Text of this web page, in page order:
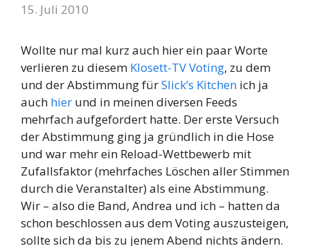
15. Juli 2010
Wollte nur mal kurz auch hier ein paar Worte
verlieren zu diesem Klosett-TV Voting, zu dem
und der Abstimmung fürSlick’s Kitchen ich ja
auch hier und in meinen diversen Feeds
mehrfach aufgefordert hatte. Der erste Versuch
der Abstimmung ging ja gründlich in die Hose
und war mehr ein Reload-Wettbewerb mit
Zufallsfaktor (mehrfaches Löschen aller Stimmen
durch die Veranstalter) als eine Abstimmung.
Wir – also die Band, Andrea und ich – hatten da
schon beschlossen aus dem Voting auszusteigen,
sollte sich da bis zu jenem Abend nichts ändern.